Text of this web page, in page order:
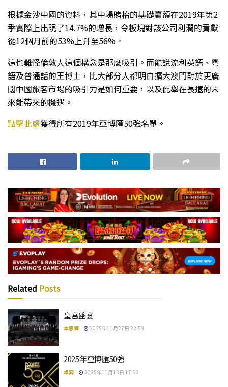
根據金沙中國的資料，其中場賭枱的基礎贏額在2019年第2
季實際上出現了14.7%的增長，令板塊對該公司利潤的貢獻
從12個月前的53%上升至56%。
這也難怪倫敦人這個構念是那麼吸引。而能說流利英語、粵
語及普通話的王博士，比大部分人都明白擴大澳門對於更廣
闊中國旅客市場的吸引力是如何重要，以及此舉在長遠的未
來能帶來的機遇。
點擊此處獲得所有2019年亞博匯50強名單。
Related Posts
皇宮盛宴
本思齊 2025年11月27日 22:58
2025年亞博匯50強
卓弈 2025年11月13日 17:03